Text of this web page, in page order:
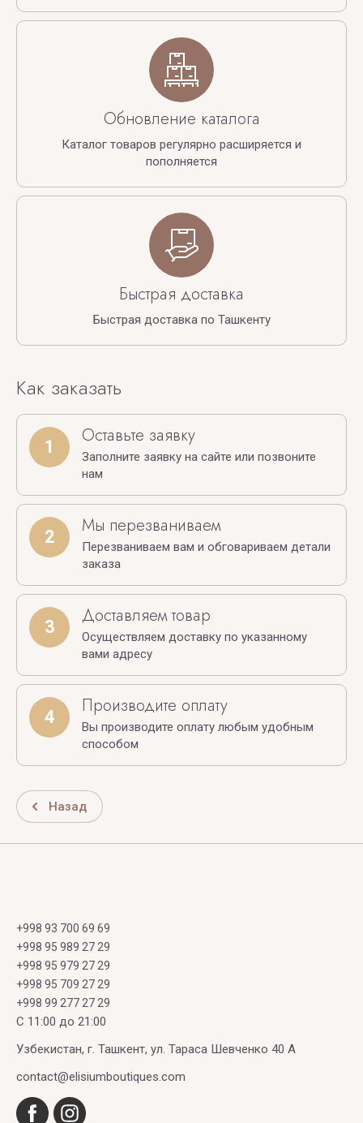
Обновление каталога
Каталог товаров регулярно расширяется и
пополняется
Быстрая доставка
Быстрая доставка по Ташкенту
Как заказать
1 Оставьте заявку
Заполните заявку на сайте или позвоните
нам
2 Мы перезваниваем
Перезваниваем вам и обговариваем детали
заказа
3 Доставляем товар
Осуществляем доставку по указанному
вами адресу
4 Производите оплату
Вы производите оплату любым удобным
способом
Назад
+998 93 700 69 69
+998 95 989 27 29
+998 95 979 27 29
+998 95 709 27 29
+998 99 277 27 29
C 11:00 до 21:00
Узбекистан, г. Ташкент, ул. Тараса Шевченко 40 А
contact@elisiumboutiques.com